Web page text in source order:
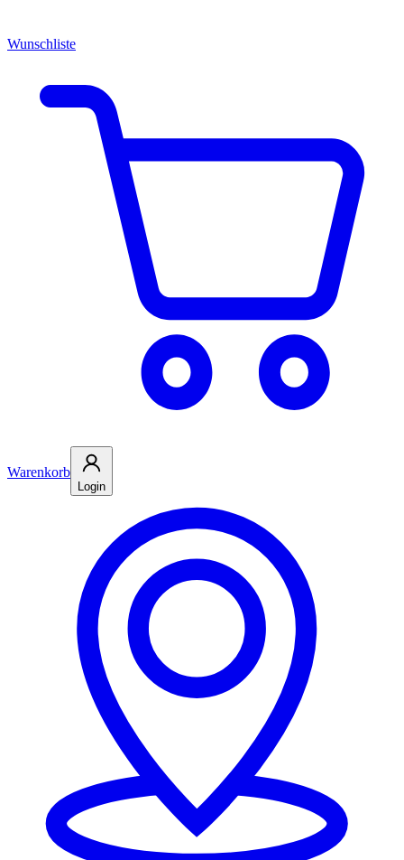
Wunschliste
Warenkorb
Login